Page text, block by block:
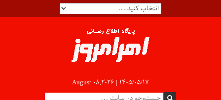
August 08,2026 | ۱۴۰۵/۰۵/۱۷